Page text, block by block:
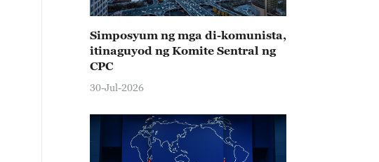
Simposyum ng mga di-komunista,
itinaguyod ng Komite Sentral ng
CPC
30-Jul-2026